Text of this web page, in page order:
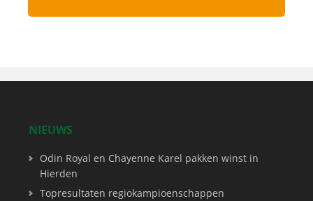
NIEUWS
Odin Royal en Chayenne Karel pakken winst in
Hierden
Topresultaten regiokampioenschappen